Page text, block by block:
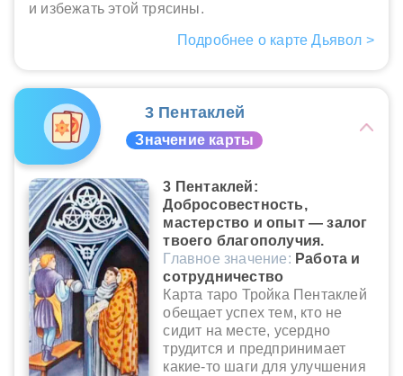
и избежать этой трясины.
Подробнее о карте Дьявол >
3 Пентаклей
Значение карты
3 Пентаклей:
Добросовестность,
мастерство и опыт — залог
твоего благополучия.
Главное значение: Работа и
сотрудничество
Карта таро Тройка Пентаклей
обещает успех тем, кто не
сидит на месте, усердно
трудится и предпринимает
какие-то шаги для улучшения